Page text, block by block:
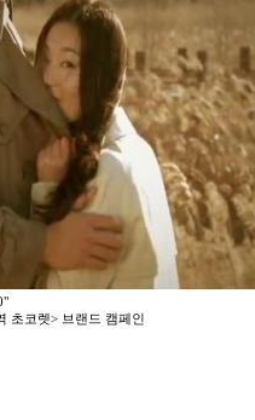
초코렛> 브랜드 캠페인